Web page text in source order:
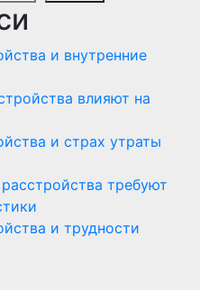
и внутренние
влияют на
и страх утраты
требуют
и трудности